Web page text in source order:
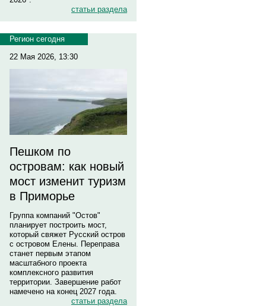
статьи раздела
Регион сегодня
22 Мая 2026, 13:30
Пешком по
островам: как новый
мост изменит туризм
в Приморье
Группа компаний "Остов"
планирует построить мост,
который свяжет Русский остров
с островом Елены. Переправа
станет первым этапом
масштабного проекта
комплексного развития
территории. Завершение работ
намечено на конец 2027 года.
статьи раздела